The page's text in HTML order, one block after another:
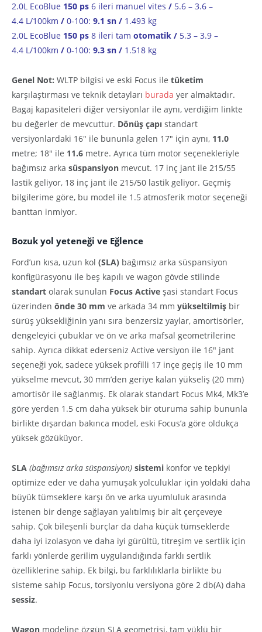
2.0L EcoBlue 150 ps 6 ileri manuel vites / 5.6 – 3.6 –
4.4 L/100km / 0-100: 9.1 sn / 1.493 kg
2.0L EcoBlue 150 ps 8 ileri tam otomatik / 5.3 – 3.9 –
4.4 L/100km / 0-100: 9.3 sn / 1.518 kg
Genel Not: WLTP bilgisi ve eski Focus ile tüketim
karşılaştırması ve teknik detayları burada yer almaktadır.
Bagaj kapasiteleri diğer versiyonlar ile aynı, verdiğim linkte
bu değerler de mevcuttur. Dönüş çapı standart
versiyonlardaki 16″ ile bununla gelen 17″ için aynı, 11.0
metre; 18″ ile 11.6 metre. Ayrıca tüm motor seçenekleriyle
bağımsız arka süspansiyon mevcut. 17 inç jant ile 215/55
lastik geliyor, 18 inç jant ile 215/50 lastik geliyor. Geçmiş
bilgilerime göre, bu model ile 1.5 atmosferik motor seçeneği
banttan inmiyor.
Bozuk yol yeteneği ve Eğlence
Ford’un kısa, uzun kol (SLA) bağımsız arka süspansiyon
konfigürasyonu ile beş kapılı ve wagon gövde stilinde
standart olarak sunulan Focus Active şasi standart Focus
üzerinden önde 30 mm ve arkada 34 mm yükseltilmiş bir
sürüş yüksekliğinin yanı sıra benzersiz yaylar, amortisörler,
dengeleyici çubuklar ve ön ve arka mafsal geometrilerine
sahip. Ayrıca dikkat ederseniz Active versiyon ile 16″ jant
seçeneği yok, sadece yüksek profilli 17 inçe geçiş ile 10 mm
yükselme mevcut, 30 mm’den geriye kalan yükseliş (20 mm)
amortisör ile sağlanmış. Ek olarak standart Focus Mk4, Mk3’e
göre yerden 1.5 cm daha yüksek bir oturuma sahip bununla
birlikte dışardan bakınca model, eski Focus’a göre oldukça
yüksek gözüküyor.
SLA (bağımsız arka süspansiyon) sistemi konfor ve tepkiyi
optimize eder ve daha yumuşak yolculuklar için yoldaki daha
büyük tümseklere karşı ön ve arka uyumluluk arasında
istenen bir denge sağlayan yalıtılmış bir alt çerçeveye
sahip. Çok bileşenli burçlar da daha küçük tümseklerde
daha iyi izolasyon ve daha iyi gürültü, titreşim ve sertlik için
farklı yönlerde gerilim uygulandığında farklı sertlik
özelliklerine sahip. Ek bilgi, bu farklılıklarla birlikte bu
sisteme sahip Focus, torsiyonlu versiyona göre 2 db(A) daha
sessiz.
Wagon modeline özgün SLA geometrisi, tam yüklü bir